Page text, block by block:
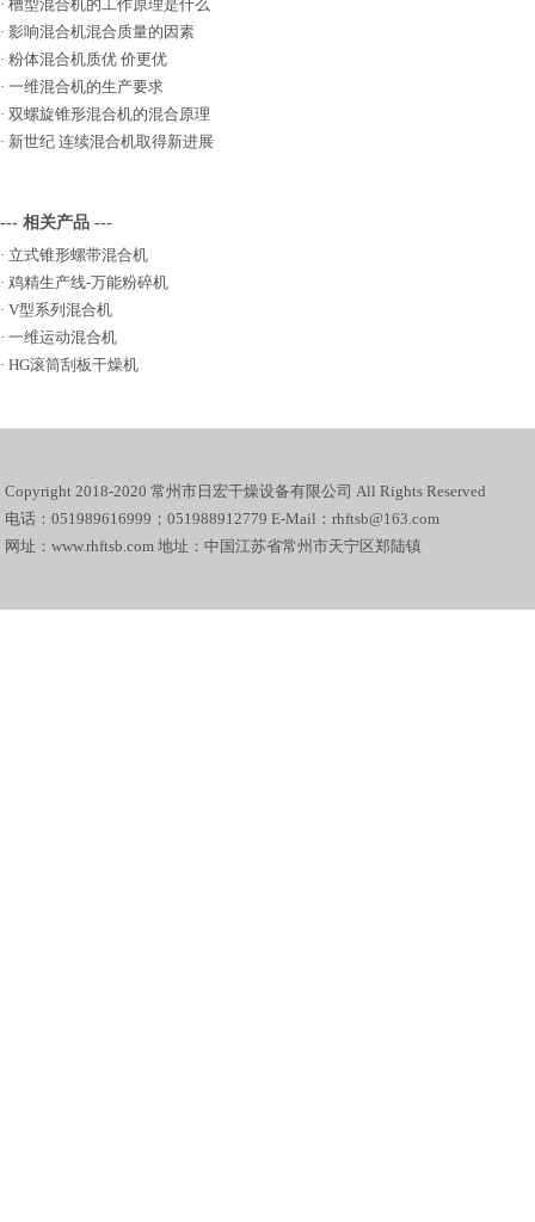
· 槽型混合机的工作原理是什么
· 影响混合机混合质量的因素
· 粉体混合机质优 价更优
· 一维混合机的生产要求
· 双螺旋锥形混合机的混合原理
· 新世纪 连续混合机取得新进展
--- 相关产品 ---
· 立式锥形螺带混合机
· 鸡精生产线-万能粉碎机
· V型系列混合机
· 一维运动混合机
· HG滚筒刮板干燥机
Copyright 2018-2020 常州市日宏干燥设备有限公司 All Rights Reserved
电话：051989616999；051988912779 E-Mail：rhftsb@163.com
网址：www.rhftsb.com 地址：中国江苏省常州市天宁区郑陆镇